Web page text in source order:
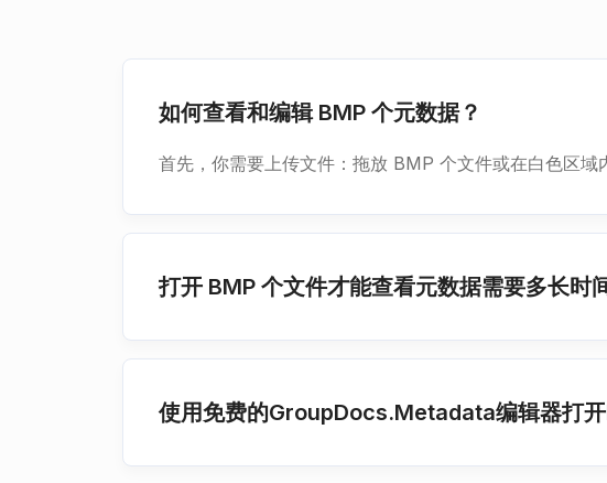
如何查看和编辑 BMP 个元数据？
首先，你需要上传文件：拖放 BMP 个文件或在白色区
打开 BMP 个文件才能查看元数据需要多长时
使用免费的GroupDocs.Metadata编辑器打开